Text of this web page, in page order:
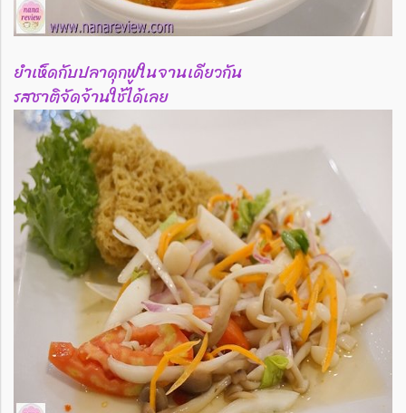
ยำเห็ดกับปลาดุกฟูในจานเดียวกัน
รสชาติจัดจ้านใช้ได้เลย